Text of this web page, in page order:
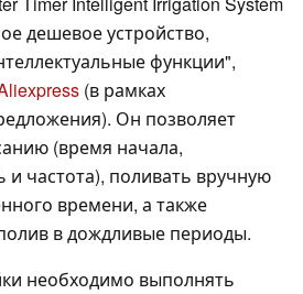
дешевое устройство,
функции",
(в рамках
Он позволяет
(время начала,
и частота), поливать вручную
времени, а также
в дождливые периоды.
необходимо выполнять